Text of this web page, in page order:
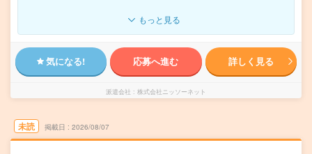
もっと見る
気になる! 応募へ進む 詳しく見る
派遣会社 株式会社ニッソーネット
未読 掲載日 2026/08/07